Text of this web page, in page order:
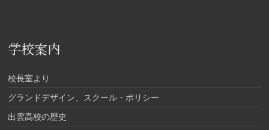
学校案内
校長室より
グランドデザイン、スクール・ポリシー
出雲高校の歴史